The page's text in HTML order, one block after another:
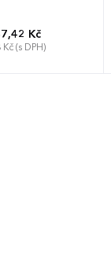
Kč
(s DPH)